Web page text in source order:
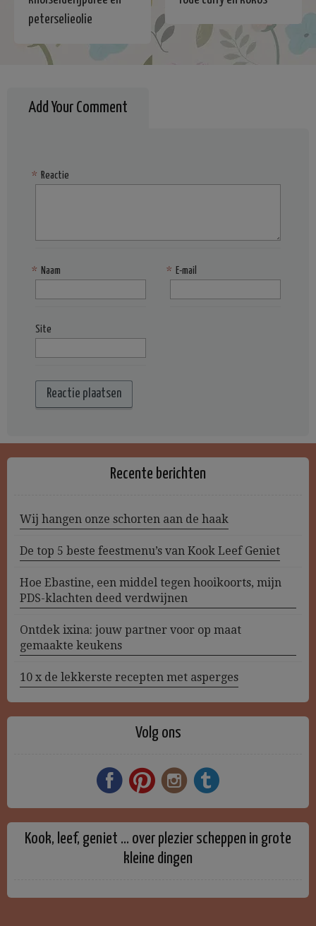
peterselieolie
Add Your Comment
Reactie
*
Naam
* E-mail
*
Site
Recente berichten
Wij hangen onze schorten aan de haak
De top 5 beste feestmenu’s van Kook Leef Geniet
Hoe Ebastine, een middel tegen hooikoorts, mijn
PDS-klachten deed verdwijnen
Ontdek ixina: jouw partner voor op maat
gemaakte keukens
10 x de lekkerste recepten met asperges
Volg ons
Kook, leef, geniet … over plezier scheppen in grote
kleine dingen